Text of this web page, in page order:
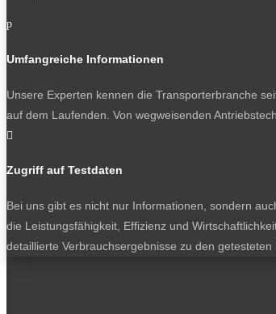
p
Umfangreiche Informationen
Unsere Experten kennen die Transporterbranche
auf dem Laufenden. Von wegweisenden

Zugriff auf Testdaten
Bei uns gibt es nicht nur Informationen, sondern
die Leistungsfähigkeit, Effizienz und
detaillierte Verbrauchsergebnisse zu den getesteten